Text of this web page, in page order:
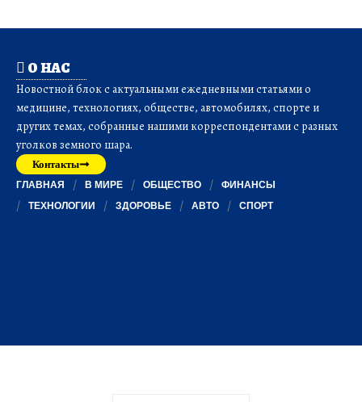
О НАС
Новостной блок с актуальными ежедневными статьями о
медицине, технологиях, обществе, автомобилях, спорте и
других темах, собранные нашими корреспондентами с разных
уголков земного шара.
Контакты
ГЛАВНАЯ В МИРЕ ОБЩЕСТВО
ФИНАНСЫ
ТЕХНОЛОГИИ
ЗДОРОВЬЕ АВТО СПОРТ